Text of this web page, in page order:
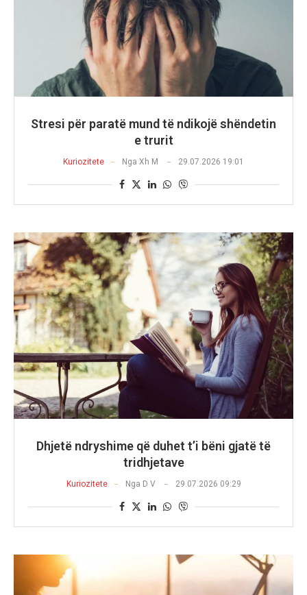
Stresi për paratë mund të ndikojë shëndetin
e trurit
Kuriozitete Nga Xh M 29.07.2026 19:01
Dhjetë ndryshime që duhet t’i bëni gjatë të
tridhjetave
Kuriozitete Nga D V 29.07.2026 09:29